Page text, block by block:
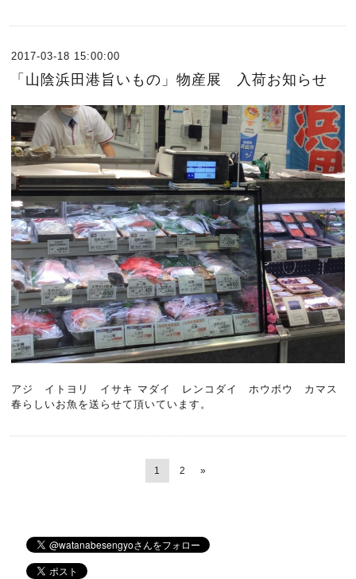
2017-03-18 15:00:00
「山陰浜田港旨いもの」物産展 入荷お知らせ
アジ イトヨリ イサキ マダイ レンコダイ ホウボウ カマス
春らしいお魚を送らせて頂いています。
1 2 »